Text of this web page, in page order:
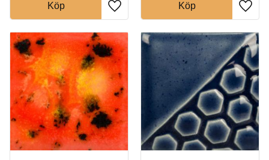
Lägg till i favoriter
Köp
Lägg
Köp